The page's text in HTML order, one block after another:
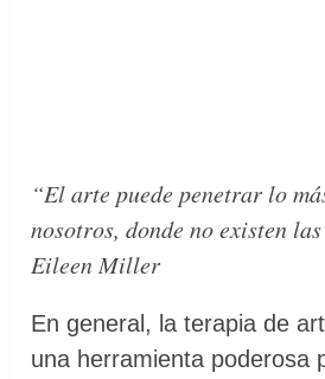
“El arte puede penetrar lo
nosotros, donde no existen
Eileen Miller
En general, la terapia de
una herramienta poderosa